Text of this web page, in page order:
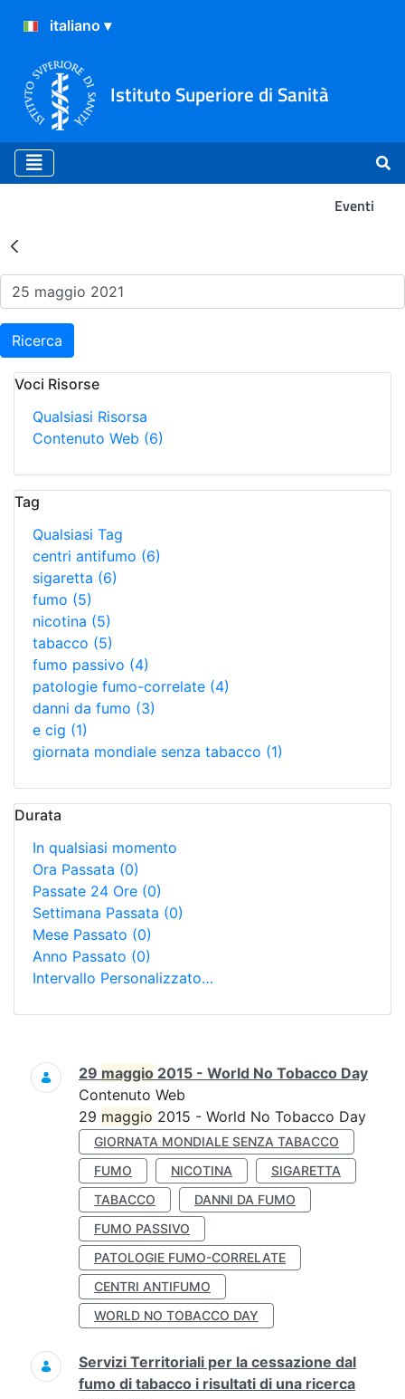
Istituto Superiore di Sanità
Eventi
Risultati della Ricerca -
Ricerca
Voci Risorse
Qualsiasi Risorsa
Contenuto Web (6)
Tag
Qualsiasi Tag
centri antifumo (6)
sigaretta (6)
fumo (5)
nicotina (5)
tabacco (5)
fumo passivo (4)
patologie fumo-correlate (4)
danni da fumo (3)
e cig (1)
giornata mondiale senza tabacco (1)
Durata
In qualsiasi momento
Ora Passata (0)
Passate 24 Ore (0)
Settimana Passata (0)
Mese Passato (0)
Anno Passato (0)
Intervallo Personalizzato…
Ricerca
29 maggio 2015 - World No Tobacco Day
Contenuto Web
29 maggio 2015 - World No Tobacco Day
GIORNATA MONDIALE SENZA TABACCO
FUMO
NICOTINA
SIGARETTA
TABACCO
DANNI DA FUMO
FUMO PASSIVO
PATOLOGIE FUMO-CORRELATE
CENTRI ANTIFUMO
WORLD NO TOBACCO DAY
Servizi Territoriali per la cessazione dal
fumo di tabacco i risultati di una ricerca